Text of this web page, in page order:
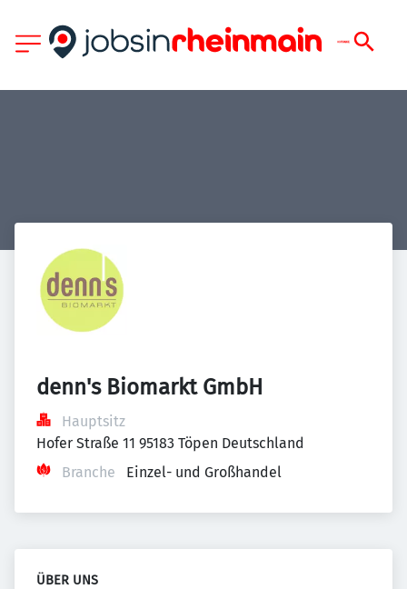
denn's Biomarkt GmbH
Hauptsitz
Hofer Straße 11 95183 Töpen Deutschland
Branche
Einzel- und Großhandel
ÜBER UNS